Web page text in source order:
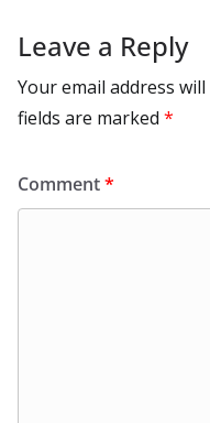
Leave a Reply
Your email address
fields are marked *
Comment*